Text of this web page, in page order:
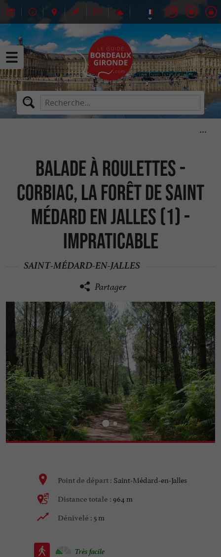
Balade à roulettes -
Corbiac, la forêt de Saint
Médard en Jalles (1) -
Impraticable
SAINT-MÉDARD-EN-JALLES
Partager
Point de départ : Saint-Médard-en-Jalles
Distance totale : 964 m
Dénivelé : 5 m
Très facile